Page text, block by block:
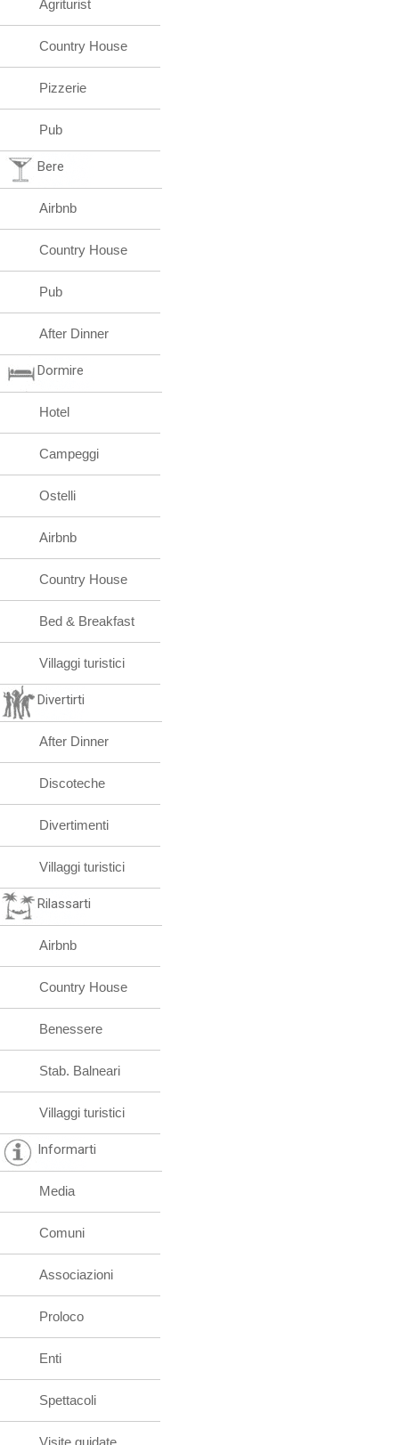
Agriturist
Country House
Pizzerie
Pub
Bere
Airbnb
Country House
Pub
After Dinner
Dormire
Hotel
Campeggi
Ostelli
Airbnb
Country House
Bed & Breakfast
Villaggi turistici
Divertirti
After Dinner
Discoteche
Divertimenti
Villaggi turistici
Rilassarti
Airbnb
Country House
Benessere
Stab. Balneari
Villaggi turistici
Informarti
Media
Comuni
Associazioni
Proloco
Enti
Spettacoli
Visite guidate